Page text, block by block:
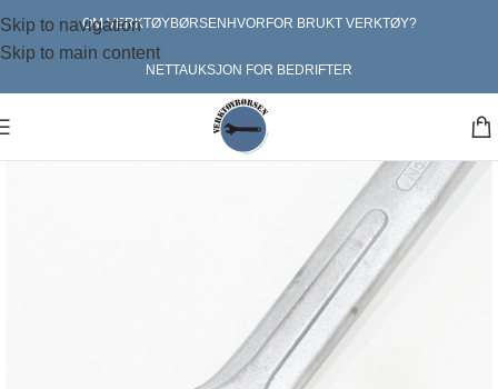
Skip to navigation
Skip to main content
OM VERKTØYBØRSEN HVORFOR BRUKT VERKTØY?
NETTAUKSJON FOR BEDRIFTER